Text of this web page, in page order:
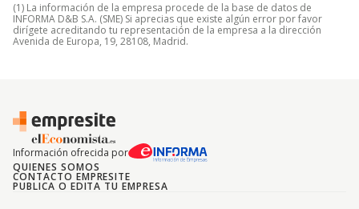
(1) La información de la empresa procede de la base de datos de
INFORMA D&B S.A. (SME) Si aprecias que existe algún error por favor
dirígete acreditando tu representación de la empresa a la dirección
Avenida de Europa, 19, 28108, Madrid.
Información ofrecida por
QUIENES SOMOS
CONTACTO EMPRESITE
PUBLICA O EDITA TU EMPRESA